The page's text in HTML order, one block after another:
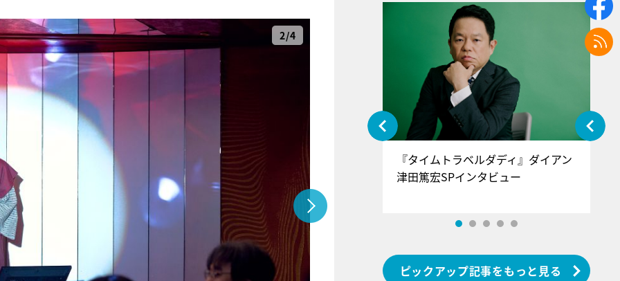
2/4
『アイ＝ラブ！げーみんぐ』＝LOV
E齋藤樹愛羅＆佐々木舞香SPインタ
ビュー
『タイムトラベルダディ』ダイアン
津田篤宏SPインタビュー
ピックアップ記事をもっと見る